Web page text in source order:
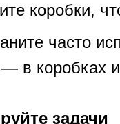
коробки,
часто
в коробках
задачи